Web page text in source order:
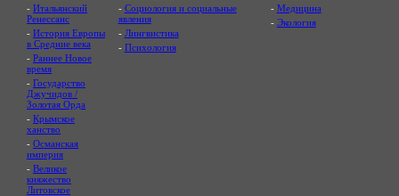
- Итальянский
Ренессанс
- История Европы
в Средние века
- Раннее Новое
время
- Государство
Джучидов /
Золотая Орда
- Крымское
ханство
- Османская
империя
- Великое
княжество
Литовское
- Социология и социальные
явления
- Лингвистика
- Психология
- Медицина
- Экология